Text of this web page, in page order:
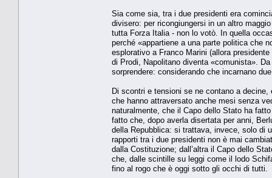
Sia come sia, tra i due presidenti era
divisero: per ricongiungersi in un altro
tutta Forza Italia - non lo votò. In quella
perché «appartiene a una parte politica che
esplorativo a Franco Marini (allora
di Prodi, Napolitano diventa «comunista».
sorprendere: considerando che incarnano
Di scontri e tensioni se ne contano a
che hanno attraversato anche mesi senza
naturalmente, che il Capo dello Stato ha
fatto che, dopo averla disertata per anni,
della Repubblica: si trattava, invece, solo di
rapporti tra i due presidenti non è mai
dalla Costituzione; dall’altra il Capo dello
che, dalle scintille su leggi come il lodo
fino al rogo che è oggi sotto gli occhi di tutti.